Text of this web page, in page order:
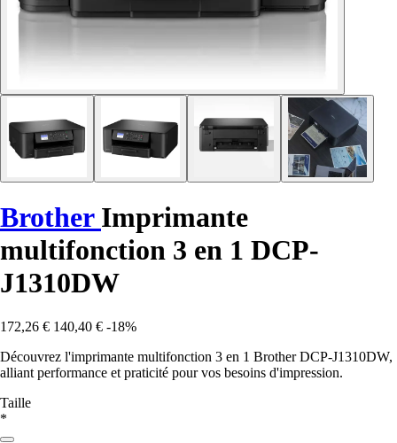
Brother Imprimante
multifonction 3 en 1 DCP-
J1310DW
172,26 € 140,40 € -18%
Découvrez l'imprimante multifonction 3 en 1 Brother DCP-J1310DW,
alliant performance et praticité pour vos besoins d'impression.
Taille
*